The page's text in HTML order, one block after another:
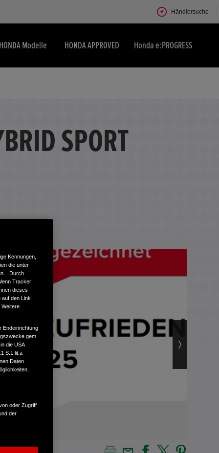
Händlersuche
Modelle HONDA APPROVED Honda e:PROGRESS
SPORT
Kennungen,
die unter
. Durch
Tracker
dieses
auf den Link
Weitere
Endeinrichtung
gem.
die USA
S.1 lit.a
Daten
oder Zugriff
der